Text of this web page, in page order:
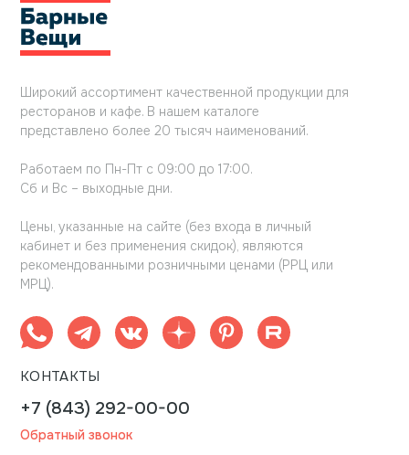
Широкий ассортимент качественной продукции для
ресторанов и кафе. В нашем каталоге
представлено более 20 тысяч наименований.
Работаем по Пн-Пт с 09:00 до 17:00.
Сб и Вс – выходные дни.
Цены, указанные на сайте (без входа в личный
кабинет и без применения скидок), являются
рекомендованными розничными ценами (РРЦ или
МРЦ).
КОНТАКТЫ
+7 (843) 292-00-00
Обратный звонок